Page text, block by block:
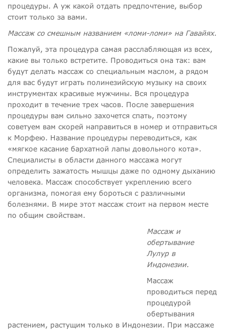
процедуры. А уж какой отдать предпочтение, выбор
стоит только за вами.
Массаж со смешным названием «ломи-ломи» на Гавайях.
Пожалуй, эта процедура самая расслабляющая из всех,
какие вы только встретите. Проводиться она так: вам
будут делать массаж со специальным маслом, а рядом
для вас будут играть полинезийскую музыку на своих
инструментах красивые мужчины. Вся процедура
проходит в течение трех часов. После завершения
процедуры вам сильно захочется спать, поэтому
советуем вам скорей направиться в номер и отправиться
к Морфею. Название процедуры переводиться, как
«мягкое касание бархатной лапы довольного кота».
Специалисты в области данного массажа могут
определить зажатость мышцы даже по одному дыханию
человека. Массаж способствует укреплению всего
организма, помогая ему бороться с различными
болезнями. В мире этот массаж стоит на первом месте
по общим свойствам.
Массаж и
обертывание
Лулур в
Индонезии.
Массаж
проводиться перед
процедурой
обертывания
растением, растущим только в Индонезии. При массаже